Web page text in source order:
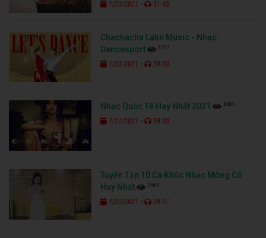
1/23/2021 - 51:45
Chachacha Latin Music - Nhạc
Dancesport
3797
1/23/2021 - 59:00
Nhạc Quốc Tế Hay Nhất 2021 4401
1/21/2021 - 59:00
Tuyển Tập 10 Ca Khúc Nhạc Mông Cổ
Hay Nhất
3684
1/20/2021 - 29:07